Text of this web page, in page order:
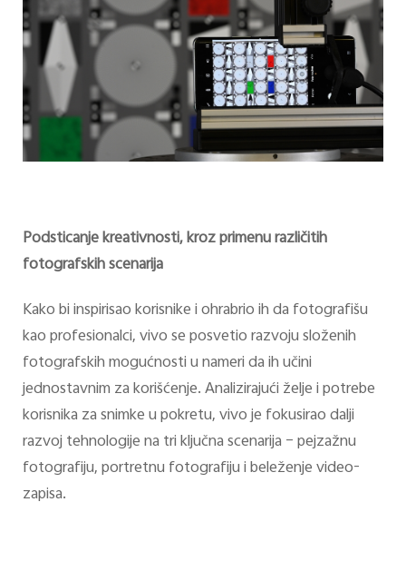
Podsticanje kreativnosti, kroz primenu različitih
fotografskih scenarija
Kako bi inspirisao korisnike i ohrabrio ih da fotografišu
kao profesionalci, vivo se posvetio razvoju složenih
fotografskih mogućnosti u nameri da ih učini
jednostavnim za korišćenje. Analizirajući želje i potrebe
korisnika za snimke u pokretu, vivo je fokusirao dalji
razvoj tehnologije na tri ključna scenarija – pejzažnu
fotografiju, portretnu fotografiju i beleženje video-
zapisa.